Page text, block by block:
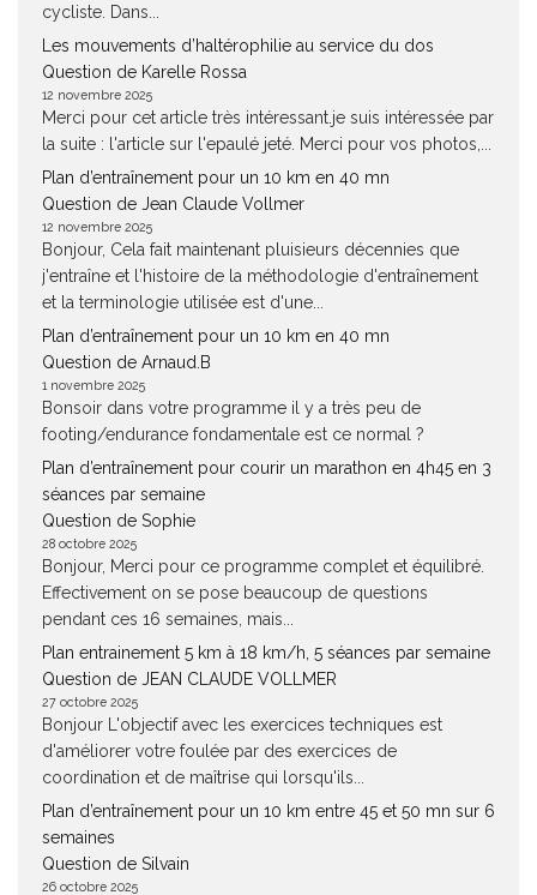
cycliste. Dans...
Les mouvements d’haltérophilie au service du dos
Question de Karelle Rossa
12 novembre 2025
Merci pour cet article très intéressant.je suis intéressée par
la suite : l'article sur l'epaulé jeté. Merci pour vos photos,...
Plan d’entraînement pour un 10 km en 40 mn
Question de Jean Claude Vollmer
12 novembre 2025
Bonjour, Cela fait maintenant pluisieurs décennies que
j'entraîne et l'histoire de la méthodologie d'entraînement
et la terminologie utilisée est d'une...
Plan d’entraînement pour un 10 km en 40 mn
Question de Arnaud.B
1 novembre 2025
Bonsoir dans votre programme il y a très peu de
footing/endurance fondamentale est ce normal ?
Plan d’entraînement pour courir un marathon en 4h45 en 3
séances par semaine
Question de Sophie
28 octobre 2025
Bonjour, Merci pour ce programme complet et équilibré.
Effectivement on se pose beaucoup de questions
pendant ces 16 semaines, mais...
Plan entrainement 5 km à 18 km/h, 5 séances par semaine
Question de JEAN CLAUDE VOLLMER
27 octobre 2025
Bonjour L'objectif avec les exercices techniques est
d'améliorer votre foulée par des exercices de
coordination et de maîtrise qui lorsqu'ils...
Plan d’entraînement pour un 10 km entre 45 et 50 mn sur 6
semaines
Question de Silvain
26 octobre 2025